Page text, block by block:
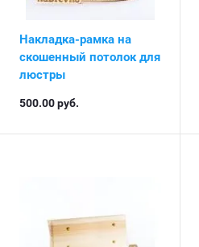
Накладка-рамка на
скошенный потолок для
люстры
500.00руб.